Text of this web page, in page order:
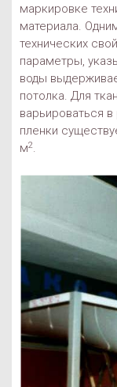
маркировке
материала.
технических
параметры,
воды
потолка. Для
варьироваться
пленки
м2.